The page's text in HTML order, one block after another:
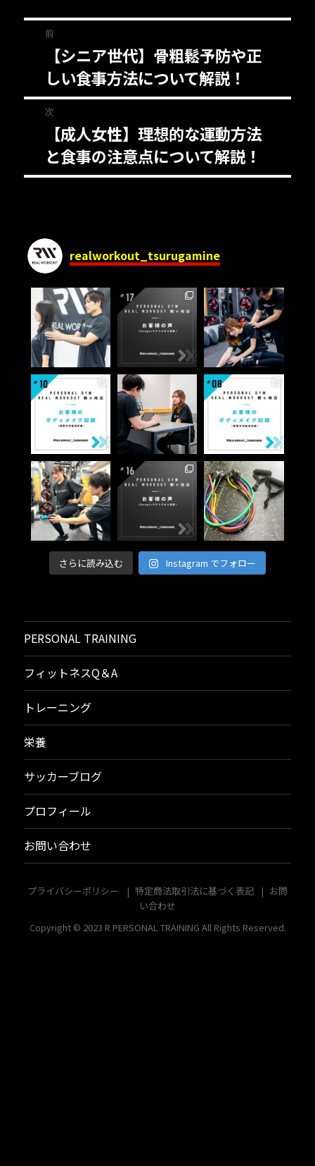
ナ
ー
ョ
ン
前
の
投
稿:
【シニア世代】骨粗鬆予防や正
しい食事方法について解説！
次
の
投
【成人女性】理想的な運動方法
と食事の注意点について解説！
realworkout_tsurugamine
さらに読み込む Instagram でフォロー
PERSONAL TRAINING
フィットネスQ＆A
トレーニング
栄養
サッカーブログ
プロフィール
お問い合わせ
プライバシーポリシー 特定商法取引法に基づく表記
お問
い合わせ
Copyright © 2023 R PERSONAL TRAINING All Rights Reserved.